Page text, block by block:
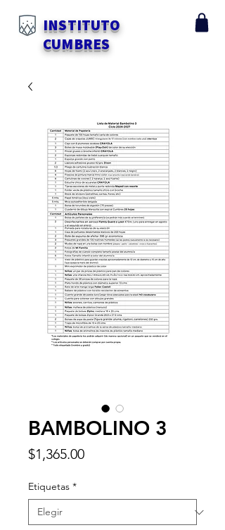
INSTITUTO
CUMBRES
BAMBOLINO 3
$1,365.00Precio
Etiquetas *